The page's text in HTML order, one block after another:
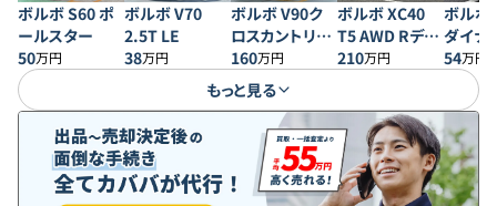
ボルボ S60 ポ
ールスター
50万円
ボルボ V70
2.5T LE
38万円
ボルボ V90ク
ロスカントリー
D4 AWD モメン
タム
160万円
ボルボ XC40
T5 AWD Rデザ
イン 1st エディ
210万円
ボルボ
ダイナ
ディシ
54万円
もっと見る